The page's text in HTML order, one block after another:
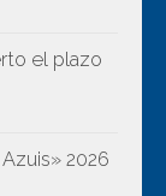
el plazo
2026